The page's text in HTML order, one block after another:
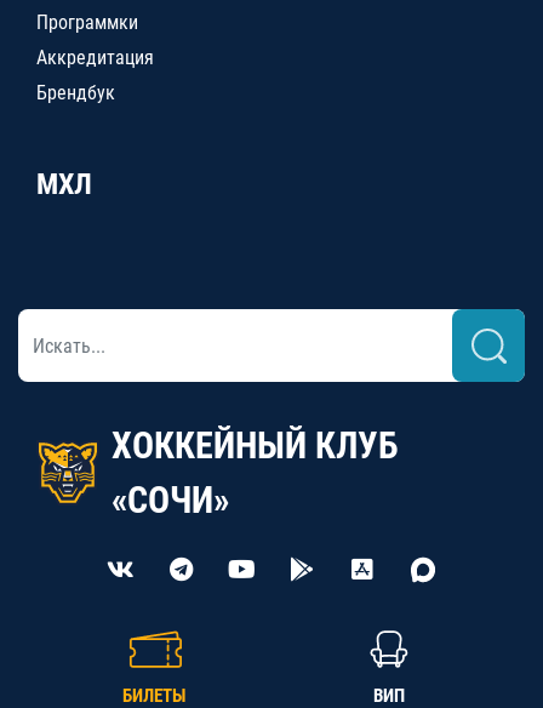
Программки
Аккредитация
Брендбук
МХЛ
ХОККЕЙНЫЙ КЛУБ
«СОЧИ»
БИЛЕТЫ ВИП